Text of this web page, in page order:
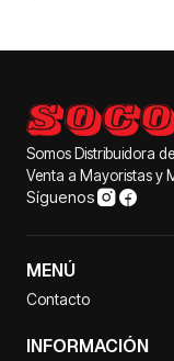
Somos Distribuidora
Venta a Mayoristas y
Síguenos
MENÚ
Contacto
INFORMACIÓN